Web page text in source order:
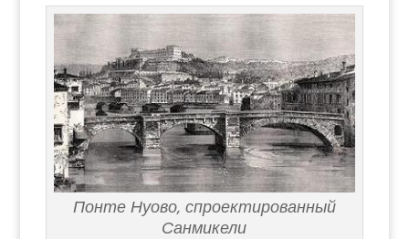
Понте Нуово, спроектированный
Санмикели